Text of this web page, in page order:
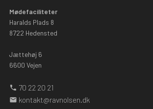
Mødefaciliteter
Haralds Plads 8
8722 Hedensted
Jættehøj 6
6600 Vejen
phone 70 22 20 21
mail kontakt@ravnolsen.dk